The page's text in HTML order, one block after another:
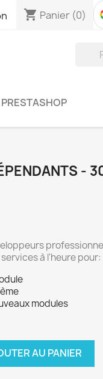
shopping_cart Panier (0)
-
à l'heure pour:
modules
AU PANIER